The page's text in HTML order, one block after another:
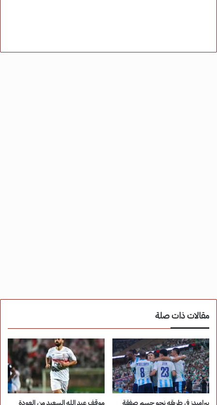
مقالات ذات صلة
بيراميدز في طريقه نحو حسم صفقة موقف عبد الله السعيد من العودة